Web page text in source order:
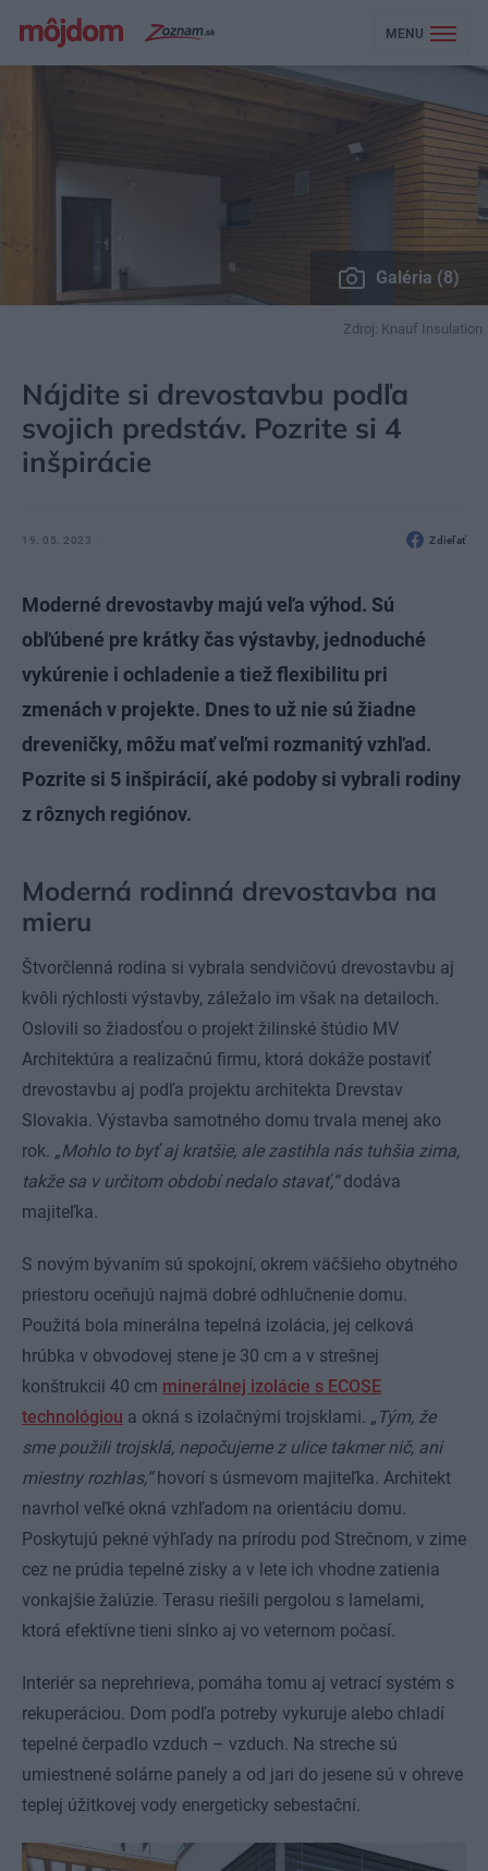
MENU
Galéria (8)
Zdroj: Knauf Insulation
Nájdite si drevostavbu podľa
svojich predstáv. Pozrite si 4
inšpirácie
19. 05. 2023 Zdieľať
Moderné drevostavby majú veľa výhod. Sú
obľúbené pre krátky čas výstavby, jednoduché
vykúrenie i ochladenie a tiež flexibilitu pri
zmenách v projekte. Dnes to už nie sú žiadne
dreveničky, môžu mať veľmi rozmanitý vzhľad.
Pozrite si 5 inšpirácií, aké podoby si vybrali rodiny
z rôznych regiónov.
Moderná rodinná drevostavba na
mieru
Štvorčlenná rodina si vybrala sendvičovú drevostavbu aj
kvôli rýchlosti výstavby, záležalo im však na detailoch.
Oslovili so žiadosťou o projekt žilinské štúdio MV
Architektúra a realizačnú firmu, ktorá dokáže postaviť
drevostavbu aj podľa projektu architekta Drevstav
Slovakia. Výstavba samotného domu trvala menej ako
rok. „Mohlo to byť aj kratšie, ale zastihla nás tuhšia zima,
takže sa v určitom období nedalo stavať,“dodáva
majiteľka.
S novým bývaním sú spokojní, okrem väčšieho obytného
priestoru oceňujú najmä dobré odhlučnenie domu.
Použitá bola minerálna tepelná izolácia, jej celková
hrúbka v obvodovej stene je 30 cm a v strešnej
konštrukcii 40 cm minerálnej izolácie s ECOSE
technológiou a okná s izolačnými trojsklami. „Tým, že
sme použili trojsklá, nepočujeme z ulice takmer nič, ani
miestny rozhlas,“hovorí s úsmevom majiteľka. Architekt
navrhol veľké okná vzhľadom na orientáciu domu.
Poskytujú pekné výhľady na prírodu pod Strečnom, v zime
cez ne prúdia tepelné zisky a v lete ich vhodne zatienia
vonkajšie žalúzie. Terasu riešili pergolou s lamelami,
ktorá efektívne tieni slnko aj vo veternom počasí.
Interiér sa neprehrieva, pomáha tomu aj vetrací systém s
rekuperáciou. Dom podľa potreby vykuruje alebo chladí
tepelné čerpadlo vzduch – vzduch. Na streche sú
umiestnené solárne panely a od jari do jesene sú v ohreve
teplej úžitkovej vody energeticky sebestační.